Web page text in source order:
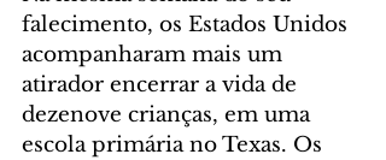
falecimento, os Estados Unidos
acompanharam mais um
atirador encerrar a vida de
dezenove crianças, em uma
escola primária no Texas. Os